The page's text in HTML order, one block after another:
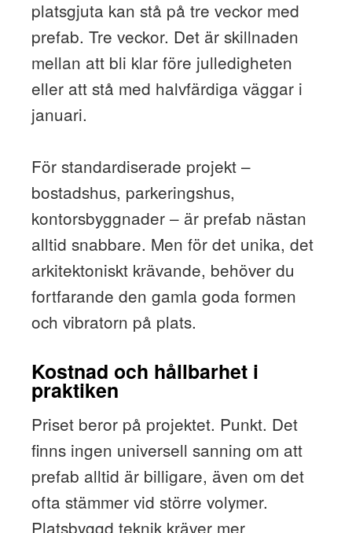
platsgjuta kan stå på tre veckor med
prefab. Tre veckor. Det är skillnaden
mellan att bli klar före julledigheten
eller att stå med halvfärdiga väggar i
januari.
För standardiserade projekt –
bostadshus, parkeringshus,
kontorsbyggnader – är prefab nästan
alltid snabbare. Men för det unika, det
arkitektoniskt krävande, behöver du
fortfarande den gamla goda formen
och vibratorn på plats.
Kostnad och hållbarhet i
praktiken
Priset beror på projektet. Punkt. Det
finns ingen universell sanning om att
prefab alltid är billigare, även om det
ofta stämmer vid större volymer.
Platsbyggd teknik kräver mer